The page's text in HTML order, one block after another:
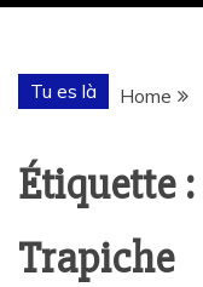
Tu es là Home
Étiquette :
Trapiche